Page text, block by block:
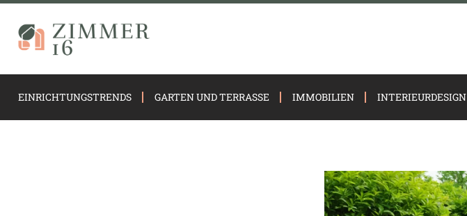
EINRICHTUNGSTRENDS GARTEN UND TERRASSE IMMOBILIEN INTERIEURDESIGN